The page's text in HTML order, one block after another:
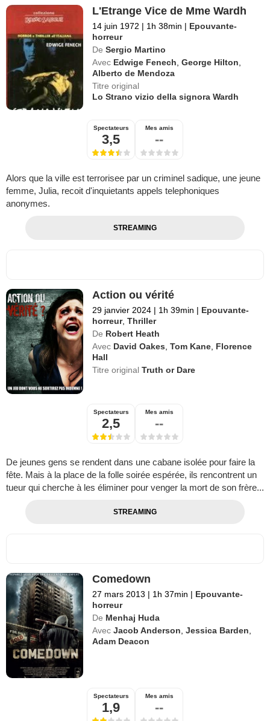
L'Etrange Vice de Mme Wardh
14 juin 1972 | 1h 38min | Epouvante-
horreur
De Sergio Martino
Avec Edwige Fenech,George Hilton,
Alberto de Mendoza
Titre original
Lo Strano vizio della signora Wardh
Spectateurs
3,5
Mes amis
--
Alors que la ville est terrorisee par un criminel sadique, une jeune
femme, Julia, recoit d'inquietants appels telephoniques
anonymes.
STREAMING
Action ou vérité
29 janvier 2024 | 1h 39min | Epouvante-
horreur,Thriller
De Robert Heath
Avec David Oakes,Tom Kane, Florence
Hall
Titre originalTruth or Dare
Spectateurs
2,5
Mes amis
--
De jeunes gens se rendent dans une cabane isolée pour faire la
fête. Mais à la place de la folle soirée espérée, ils rencontrent un
tueur qui cherche à les éliminer pour venger la mort de son frère...
STREAMING
Comedown
27 mars 2013 | 1h 37min | Epouvante-
horreur
De Menhaj Huda
Avec Jacob Anderson,Jessica Barden,
Adam Deacon
Spectateurs
1,9
Mes amis
--